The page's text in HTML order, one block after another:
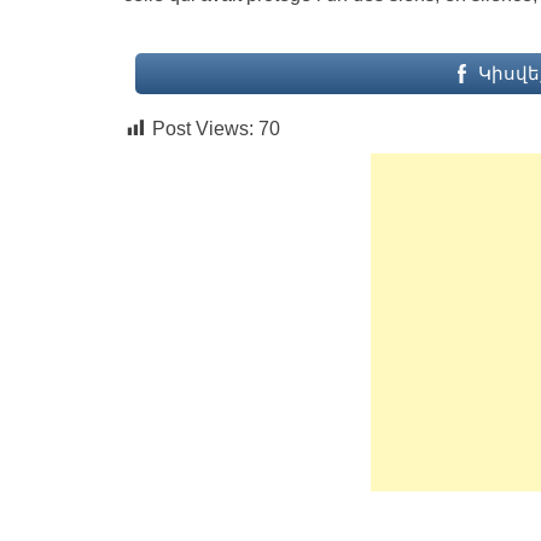
Post Views: 70